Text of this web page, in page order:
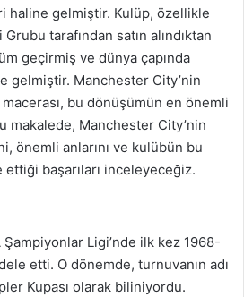
haline gelmiştir. Kulüp, özellikle
tarafından satın alındıktan
geçirmiş ve dünya çapında
gelmiştir. Manchester City’nin
bu dönüşümün en önemli
makalede, Manchester City’nin
önemli anlarını ve kulübün bu
başarıları inceleyeceğiz.
Ligi’nde ilk kez 1968-
etti. O dönemde, turnuvanın adı
Kupası olarak biliniyordu.